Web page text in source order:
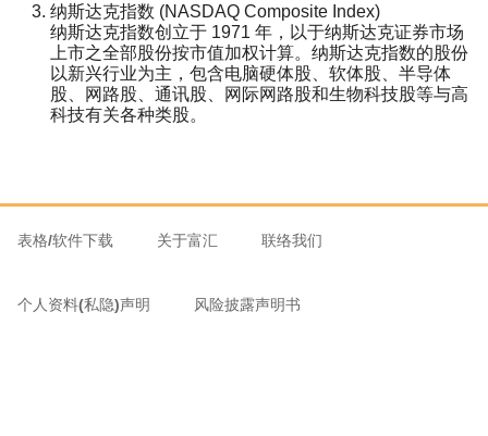
纳斯达克指数 (NASDAQ Composite Index)
纳斯达克指数创立于 1971 年，以于纳斯达克证券市场
上市之全部股份按市值加权计算。纳斯达克指数的股份
以新兴行业为主，包含电脑硬体股、软体股、半导体
股、网路股、通讯股、网际网路股和生物科技股等与高
科技有关各种类股。
表格/软件下载 关于富汇 联络我们
个人资料(私隐)声明 风险披露声明书